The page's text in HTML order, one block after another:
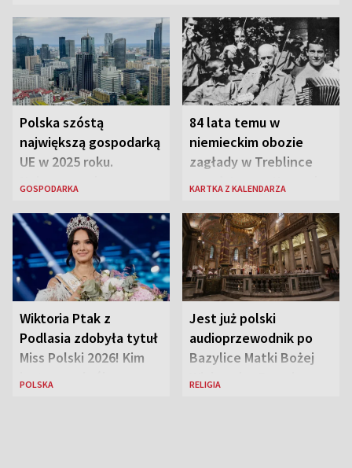
Polska szóstą
największą gospodarką
UE w 2025 roku.
Najnowsze dane
GOSPODARKA
84 lata temu w
niemieckim obozie
zagłady w Treblince
zmarł Janusz Korczak
KARTKA Z KALENDARZA
Wiktoria Ptak z
Podlasia zdobyła tytuł
Miss Polski 2026! Kim
jest nowa królowa
POLSKA
Jest już polski
audioprzewodnik po
Bazylice Matki Bożej
Większej w Rzymie
RELIGIA